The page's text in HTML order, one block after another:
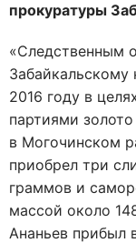
прокуратуры
«Следственным
Забайкальскому
2016 году в
партиями
в Могочинском
приобрел три
граммов и
массой около
Ананьев прибыл